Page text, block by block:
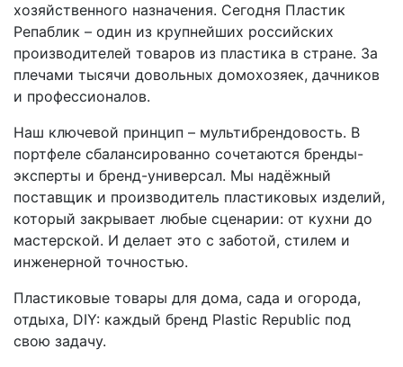
хозяйственного назначения. Сегодня Пластик
Репаблик – один из крупнейших российских
производителей товаров из пластика в стране. За
плечами тысячи довольных домохозяек, дачников
и профессионалов.
Наш ключевой принцип – мультибрендовость. В
портфеле сбалансированно сочетаются бренды-
эксперты и бренд-универсал. Мы надёжный
поставщик и производитель пластиковых изделий,
который закрывает любые сценарии: от кухни до
мастерской. И делает это с заботой, стилем и
инженерной точностью.
Пластиковые товары для дома, сада и огорода,
отдыха, DIY: каждый бренд Plastic Republic под
свою задачу.